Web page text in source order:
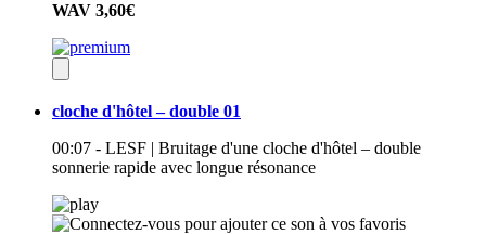
WAV 3,60€
cloche d'hôtel – double 01
00:07 - LESF | Bruitage d'une cloche d'hôtel – double
sonnerie rapide avec longue résonance